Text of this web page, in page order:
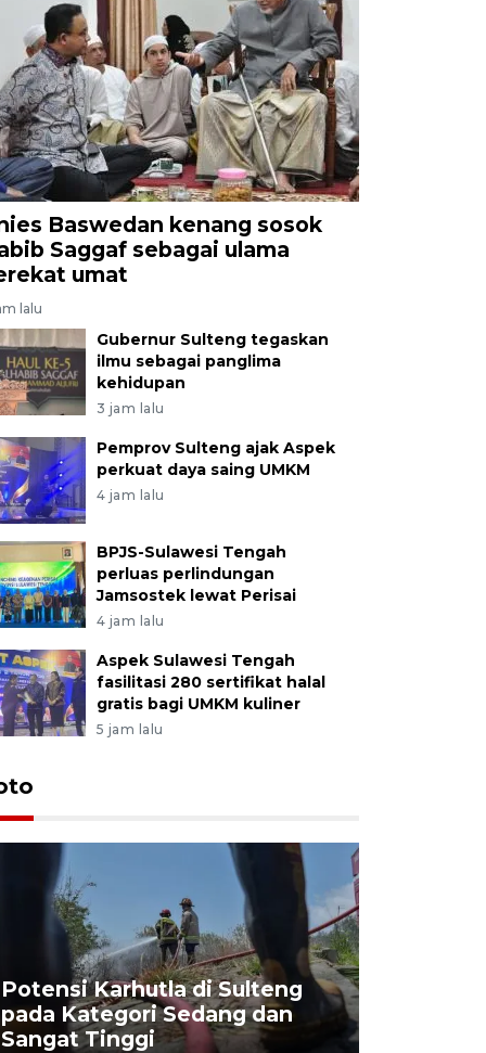
Baswedan kenang sosok
Saggaf sebagai ulama
umat
lalu
Gubernur Sulteng tegaskan
ilmu sebagai panglima
kehidupan
3 jam lalu
Pemprov Sulteng ajak Aspek
perkuat daya saing UMKM
4 jam lalu
BPJS-Sulawesi Tengah
perluas perlindungan
Jamsostek lewat Perisai
4 jam lalu
Aspek Sulawesi Tengah
fasilitasi 280 sertifikat halal
gratis bagi UMKM kuliner
5 jam lalu
Potensi Karhutla di Sulteng
pada Kategori Sedang dan
Sangat Tinggi